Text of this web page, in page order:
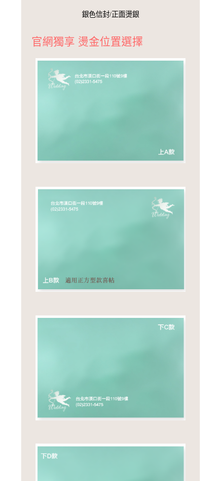
銀色信封/正面燙銀
官網獨享 燙金位置選擇